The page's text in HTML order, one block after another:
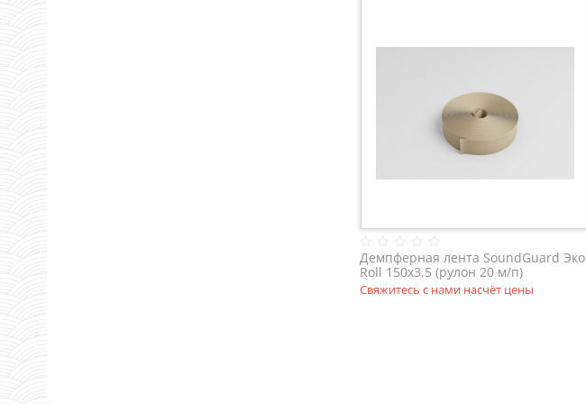
Демпферная лента SoundGuard Эко
Roll 150х3,5 (рулон 20 м/п)
Свяжитесь с нами насчёт цены